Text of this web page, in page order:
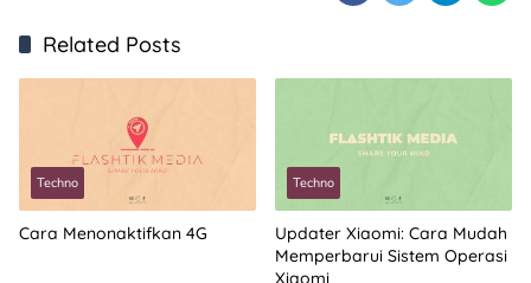
Related Posts
Techno
Cara Menonaktifkan 4G
Techno
Updater Xiaomi: Cara Mudah
Memperbarui Sistem Operasi
Xiaomi